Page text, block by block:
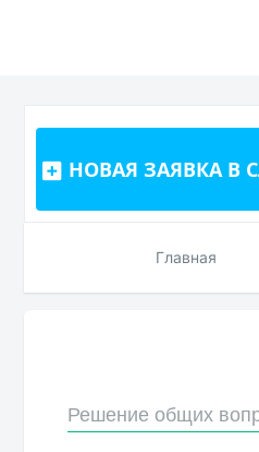
НОВАЯ ЗАЯВКА В
Главная
Решение общих